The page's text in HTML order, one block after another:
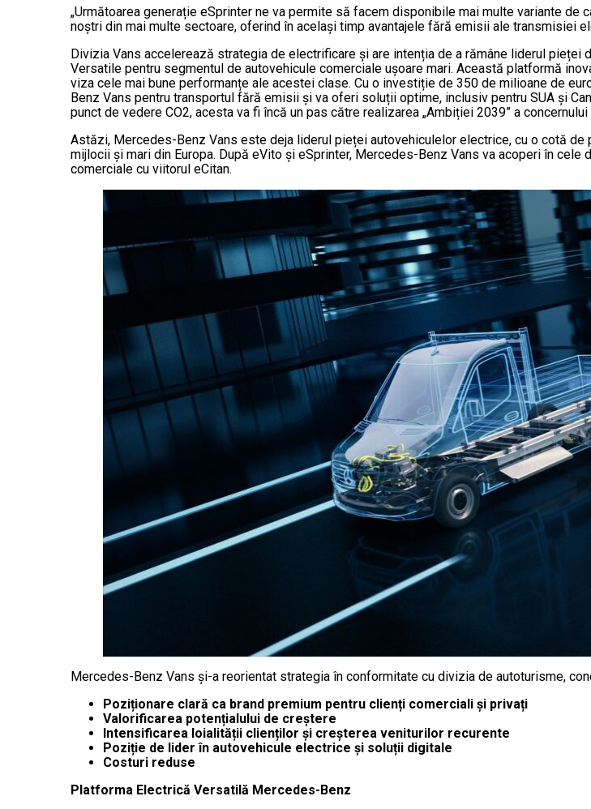
„Următoarea generație eSprinter ne va permite să facem disponibile mai multe variante
noștri din mai multe sectoare, oferind în același timp avantajele fără emisii ale transmisiei
Divizia Vans accelerează strategia de electrificare și are intenția de a rămâne liderul
Versatile pentru segmentul de autovehicule comerciale ușoare mari. Această platformă
viza cele mai bune performanțe ale acestei clase. Cu o investiție de 350 de milioane de
Benz Vans pentru transportul fără emisii și va oferi soluții optime, inclusiv pentru SUA și
punct de vedere CO2, acesta va fi încă un pas către realizarea „Ambiției 2039” a concernului
Astăzi, Mercedes-Benz Vans este deja liderul pieței autovehiculelor electrice, cu o cotă
mijlocii și mari din Europa. După eVito și eSprinter, Mercedes-Benz Vans va acoperi în
comerciale cu viitorul eCitan.
Mercedes-Benz Vans și-a reorientat strategia în conformitate cu divizia de autoturisme,
Poziționare clară ca brand premium pentru clienți comerciali și privați
Valorificarea potențialului de creștere
Intensificarea loialității clienților și creșterea veniturilor recurente
Poziție de lider în autovehicule electrice și soluții digitale
Costuri reduse
Platforma Electrică Versatilă Mercedes-Benz